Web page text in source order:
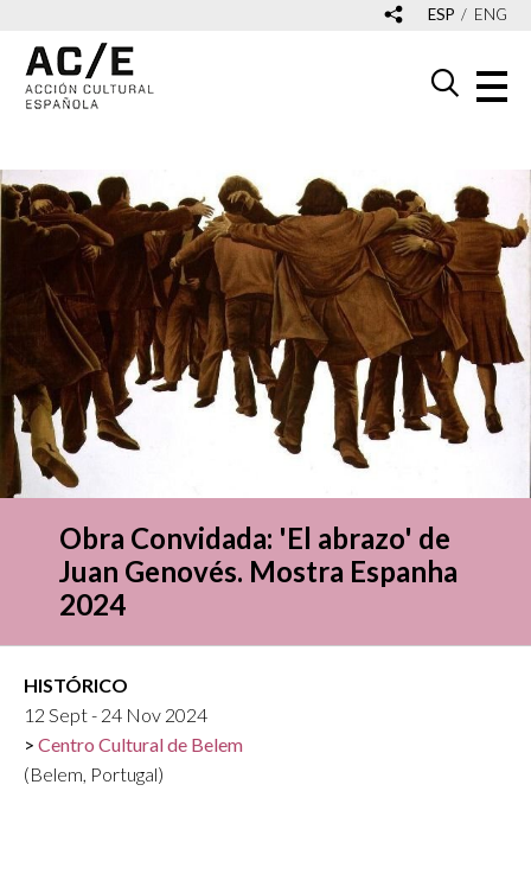
ESP ENG
Obra Convidada: 'El abrazo' de
Juan Genovés. Mostra Espanha
2024
HISTÓRICO
12 Sept - 24 Nov 2024
Centro Cultural de Belem
(Belem, Portugal)